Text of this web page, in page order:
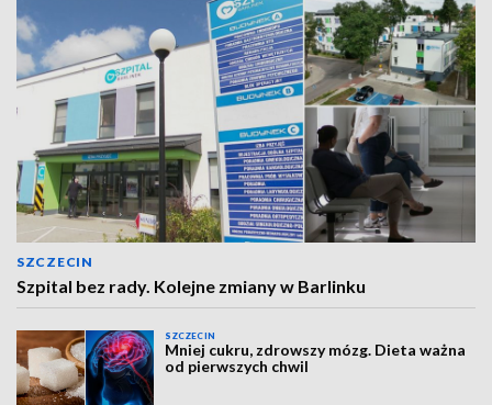
SZCZECIN
Szpital bez rady. Kolejne zmiany w Barlinku
SZCZECIN
Mniej cukru, zdrowszy mózg. Dieta ważna
od pierwszych chwil